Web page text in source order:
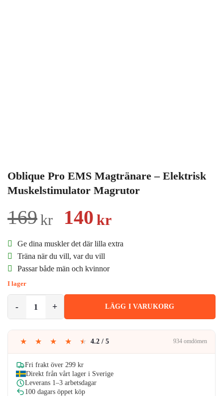
Oblique Pro EMS Magtränare – Elektrisk
Muskelstimulator Magrutor
169kr
Det
ursprungliga
priset
var:
169kr.
140 krDet
nuvarande
140kr.
Ge dina muskler det där lilla extra
Träna när du vill, var du vill
Passar både män och kvinnor
I lager
LÄGG I VARUKORG
★ ★ ★ ★ ★ 4.2 / 5 934 omdömen
Fri frakt över 299 kr
Direkt från vårt lager i Sverige
Leverans 1–3 arbetsdagar
100 dagars öppet köp